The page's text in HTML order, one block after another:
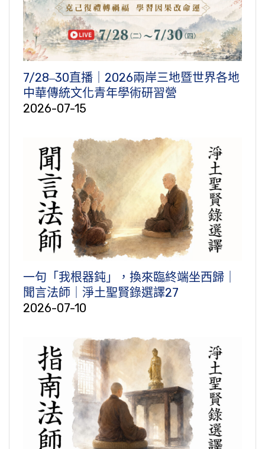
7/28‒30直播｜2026兩岸三地暨世界各地
中華傳統文化青年學術研習營
2026-07-15
一句「我根器鈍」，換來臨終端坐西歸｜
聞言法師｜淨土聖賢錄選譯27
2026-07-10